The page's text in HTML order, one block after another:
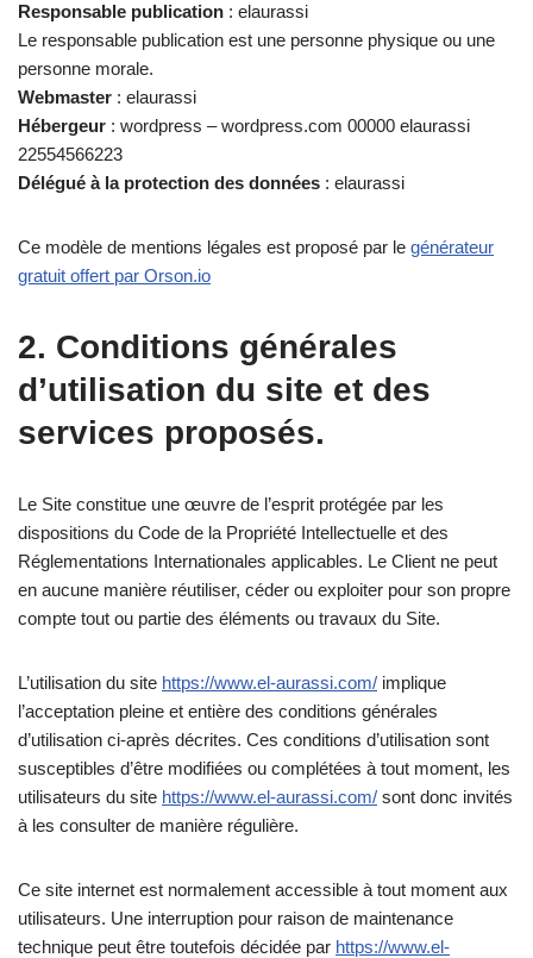
Responsable publication : elaurassi
Le responsable publication est une personne physique ou une
personne morale.
Webmaster : elaurassi
Hébergeur : wordpress – wordpress.com 00000 elaurassi
22554566223
Délégué à la protection des données : elaurassi
Ce modèle de mentions légales est proposé par le générateur
gratuit offert par Orson.io
2. Conditions générales
d’utilisation du site et des
services proposés.
Le Site constitue une œuvre de l’esprit protégée par les
dispositions du Code de la Propriété Intellectuelle et des
Réglementations Internationales applicables. Le Client ne peut
en aucune manière réutiliser, céder ou exploiter pour son propre
compte tout ou partie des éléments ou travaux du Site.
L’utilisation du site https://www.el-aurassi.com/ implique
l’acceptation pleine et entière des conditions générales
d’utilisation ci-après décrites. Ces conditions d’utilisation sont
susceptibles d’être modifiées ou complétées à tout moment, les
utilisateurs du site https://www.el-aurassi.com/ sont donc invités
à les consulter de manière régulière.
Ce site internet est normalement accessible à tout moment aux
utilisateurs. Une interruption pour raison de maintenance
technique peut être toutefois décidée par https://www.el-